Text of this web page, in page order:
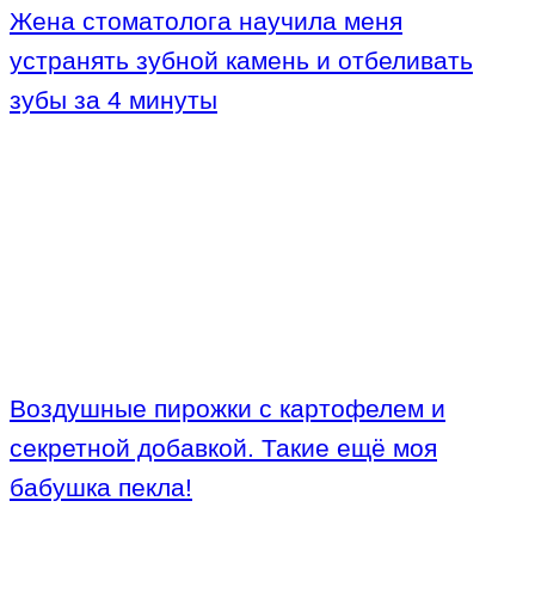
Жена стоматолога научила меня
устранять зубной камень и отбеливать
зубы за 4 минуты
Воздушные пирожки с картофелем и
секретной добавкой. Такие ещё моя
бабушка пекла!